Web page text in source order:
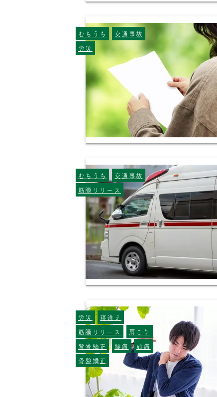
むちうち
交通事故
労災
むちうち
交通事故
筋膜リリース
労災
寝違え
筋膜リリース
肩こり
背骨矯正
腰痛
頭痛
骨盤矯正